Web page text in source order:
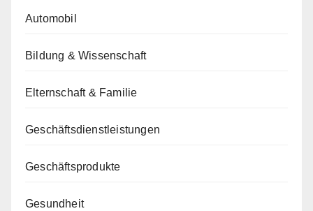
Automobil
Bildung & Wissenschaft
Elternschaft & Familie
Geschäftsdienstleistungen
Geschäftsprodukte
Gesundheit